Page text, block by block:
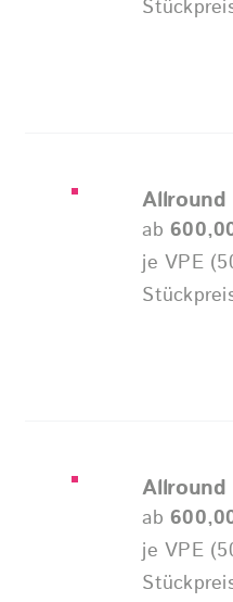
ab
je VPE
Allround
ab
je VPE